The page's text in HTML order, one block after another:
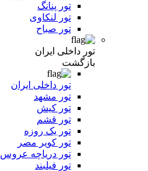
تور پنانگ
تور لنکاوی
تور صباح
تور داخلی ایران
بازگشت
تور داخلی ایران
تور مشهد
تور کیش
تور قشم
تور یک روزه
تور کویر مصر
تور دریاچه عروس
تور فیلبند